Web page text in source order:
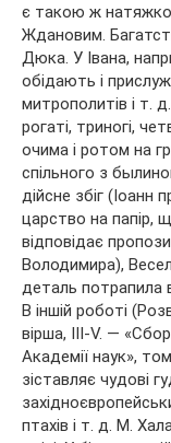
є такою ж
Ждановим.
Дюка. У Івана,
обідають і
митрополитів і т.
рогаті, триногі,
очима і ротом на
спільного з
дійсне збіг (Іоанн
царство на папір,
відповідає
Володимира),
деталь потрапила
В іншій роботі
вірша, III-V. —
Академії наук»,
зіставляє чудові
птахів і т. д. М.